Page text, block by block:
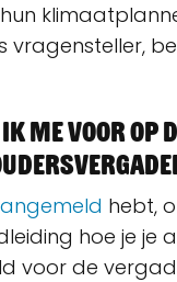
vragensteller,
me voor op
hebt,
hoe je je
voor de